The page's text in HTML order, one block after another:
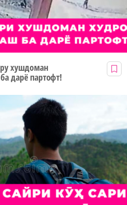
хушдоман
дарё партофт!